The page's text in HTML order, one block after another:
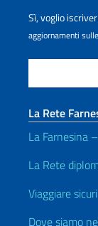
Sì, voglio
aggiornamenti
La Rete
La Farnesina
La Rete
Viaggiare sicuri
Dove siamo